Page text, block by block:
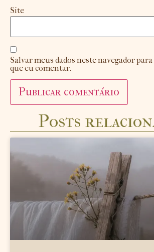
Site
Salvar meus dados neste navegador
que eu comentar.
Posts